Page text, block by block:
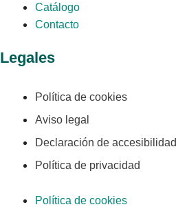
Catálogo
Contacto
Legales
Política de cookies
Aviso legal
Declaración de accesibilidad
Política de privacidad
Política de cookies